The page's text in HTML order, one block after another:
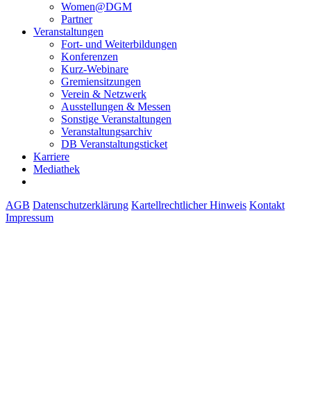
Women@DGM
Partner
Veranstaltungen
Fort- und Weiterbildungen
Konferenzen
Kurz-Webinare
Gremiensitzungen
Verein & Netzwerk
Ausstellungen & Messen
Sonstige Veranstaltungen
Veranstaltungsarchiv
DB Veranstaltungsticket
Karriere
Mediathek
AGB Datenschutzerklärung Kartellrechtlicher Hinweis Kontakt
Impressum